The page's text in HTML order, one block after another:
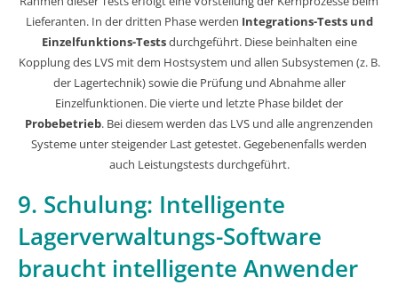
Lieferanten. In der dritten Phase werden Integrations-Tests und
Einzelfunktions-Testsdurchgeführt. Diese beinhalten eine
Kopplung des LVS mit dem Hostsystem und allen Subsystemen (z. B.
der Lagertechnik) sowie die Prüfung und Abnahme aller
Einzelfunktionen. Die vierte und letzte Phase bildet der
Probebetrieb. Bei diesem werden das LVS und alle angrenzenden
Systeme unter steigender Last getestet. Gegebenenfalls werden
auch Leistungstests durchgeführt.
9. Schulung: Intelligente
Lagerverwaltungs-Software
braucht intelligente Anwender